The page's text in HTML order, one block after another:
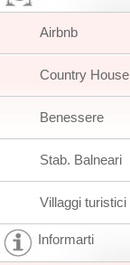
Airbnb
Country House
Benessere
Stab. Balneari
Villaggi turistici
Informarti